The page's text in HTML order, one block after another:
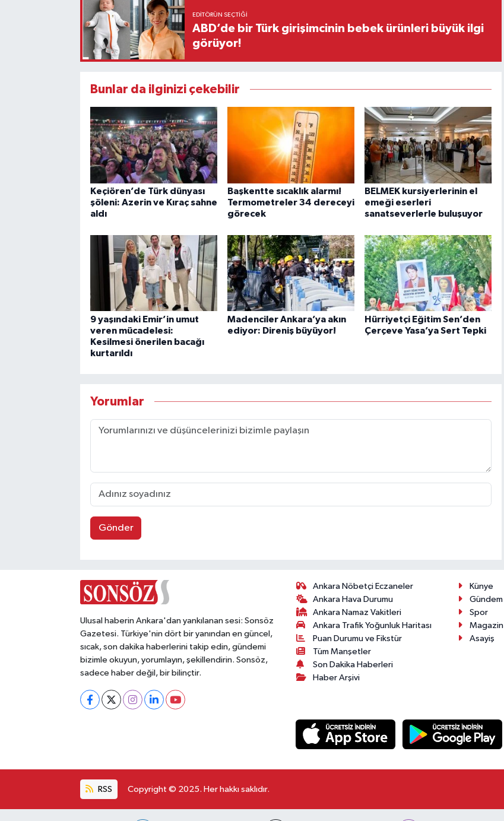
EDITÖRÜN SEÇTIĞI
ABD’de bir Türk girişimcinin bebek ürünleri büyük ilgi
görüyor!
Bunlar da ilginizi çekebilir
Keçiören’de Türk dünyası
şöleni: Azerin ve Kıraç sahne
aldı
Başkentte sıcaklık alarmı!
Termometreler 34 dereceyi
görecek
BELMEK kursiyerlerinin el
emeği eserleri
sanatseverlerle buluşuyor
9 yaşındaki Emir’in umut
veren mücadelesi:
Kesilmesi önerilen bacağı
kurtarıldı
Madenciler Ankara’ya akın
ediyor: Direniş büyüyor!
Hürriyetçi Eğitim Sen’den
Çerçeve Yasa’ya Sert Tepki
Yorumlar
Gönder
Ulusal haberin Ankara'dan yankılanan sesi: Sonsöz
Gazetesi. Türkiye'nin dört bir yanından en güncel,
sıcak, son dakika haberlerini takip edin, gündemi
bizimle okuyun, yorumlayın, şekillendirin. Sonsöz,
sadece haber değil, bir bilinçtir.
Ankara Nöbetçi Eczaneler
Ankara Hava Durumu
Ankara Namaz Vakitleri
Ankara Trafik Yoğunluk Haritası
Puan Durumu ve Fikstür
Tüm Manşetler
Son Dakika Haberleri
Haber Arşivi
Künye
Gündem
Spor
Magazin
Asayiş
RSS Copyright © 2025. Her hakkı saklıdır.